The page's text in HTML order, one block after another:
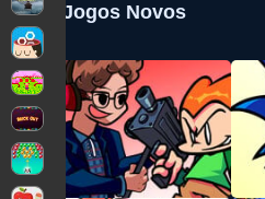
Jogos Novos